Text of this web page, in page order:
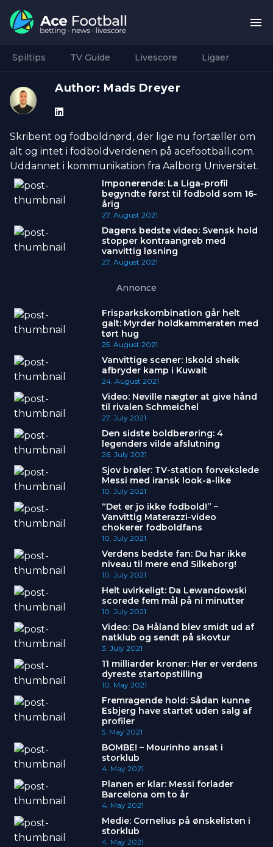
Spiltips TV Guide Livescore Ligaer
Author: Mads Dreyer
Skribent og fodboldnørd, der lige nu fortæller om
alt og intet i fodboldverdenen på acefootball.com.
Uddannet i kommunikation fra Aalborg Universitet.
Imponerende: La Liga-profil
begyndte først til fodbold som 16-
årig
27. August 2021
Dagens bedste video: Svensk hold
stopper kontraangreb med
vanvittig løsning
27. August 2021
Annonce
Frisparkskombination går helt
galt: Myrder holdkammeraten med
tørt hug
25. August 2021
Vanvittige scener: Iskold sheik
afbryder kamp i Kuwait
24. August 2021
Video: Neville nægter at give hånd
til rivalen Schmeichel
27. July 2021
Den sidste boldberøring: 4
legenders vilde afslutning
26. July 2021
Sjov brøler: TV-station forvekslede
Messi med iransk look-a-like
10. July 2021
“Det er jo ikke fodbold!” –
Vanvittig Materazzi-video
chokerer fodboldfans
10. July 2021
Verdens bedste fan: Du har ikke
niveau til mere end Silkeborg!
10. July 2021
Helt uvirkeligt: Da Lewandowski
scorede fem mål på ni minutter
10. July 2021
Video: Da Håland blev smidt ud af
natklub og sendt på skovtur
3. July 2021
11 milliarder kroner: Her er verdens
dyreste startopstilling
10. May 2021
Fremragende hold: Sådan kunne
Esbjerg have startet uden salg af
profiler
5. May 2021
BOMBE! – Mourinho ansat i
storklub
4. May 2021
Planen er klar: Messi forlader
Barcelona om to år
4. May 2021
Medie: Cornelius på ønskelisten i
storklub
4. May 2021